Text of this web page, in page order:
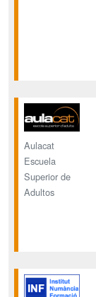
Aulacat
Escuela
Superior de
Adultos